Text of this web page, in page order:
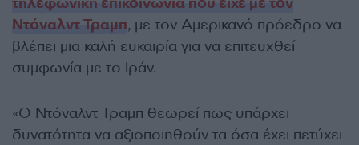
Ντόναλντ Τραμπ, με τον Αμερικανό πρόεδρο να
βλέπει μια καλή ευκαιρία για να επιτευχθεί
συμφωνία με το Ιράν.
«Ο Ντόναλντ Τραμπ θεωρεί πως υπάρχει
δυνατότητα να αξιοποιηθούν τα όσα έχει πετύχει